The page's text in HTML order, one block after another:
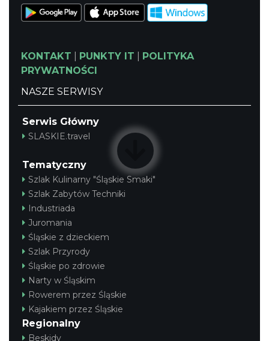
KONTAKT PUNKTY IT
POLITYKA
PRYWATNOŚCI
NASZE SERWISY
Serwis Główny
SLASKIE.travel
Tematyczny
Szlak Kulinarny "Śląskie Smaki"
Szlak Zabytów Techniki
Industriada
Juromania
Śląskie z dzieckiem
Szlak Przyrody
Śląskie po zdrowie
Narty w Śląskim
Rowerem przez Śląskie
Kajakiem przez Śląskie
Regionalny
Beskidy